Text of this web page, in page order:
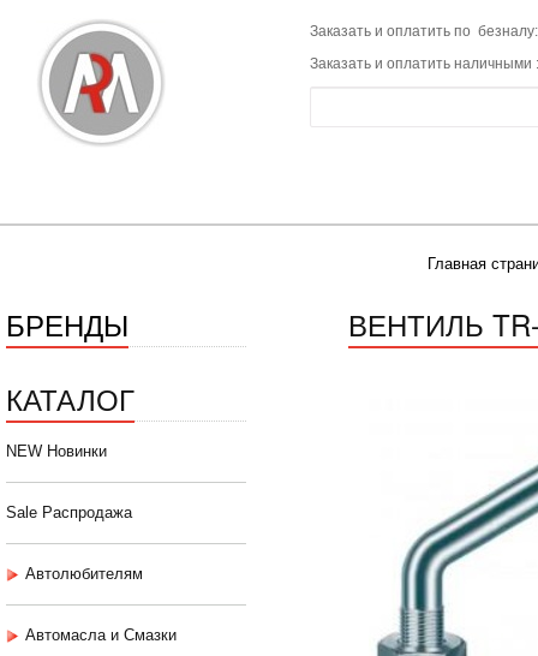
Заказать и оплатить по
Заказать и оплатить наличными
Главная
БРЕНДЫ
КАТАЛОГ
NEW Новинки
Sale Распродажа
Автолюбителям
Автомасла и Смазки
ВЕНТИЛЬ